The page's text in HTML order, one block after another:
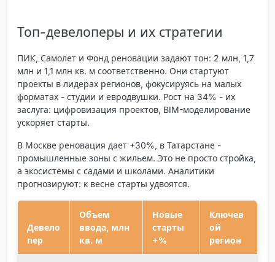
Топ-девелоперы и их стратегии
ПИК, Самолет и Фонд реновации задают тон: 2 млн, 1,7
млн и 1,1 млн кв. м соответственно. Они стартуют
проекты в лидерах регионов, фокусируясь на малых
форматах - студии и евродвушки. Рост на 34% - их
заслуга: цифровизация проектов, BIM-моделирование
ускоряет старты.
В Москве реновация дает +30%, в Татарстане -
промышленные зоны с жильем. Это не просто стройка,
а экосистемы с садами и школами. Аналитики
прогнозируют: к весне старты удвоятся.
Девело
пер
Объем
ввода, млн
кв. м
Новые
старты
+%
Ключев
ой
регион